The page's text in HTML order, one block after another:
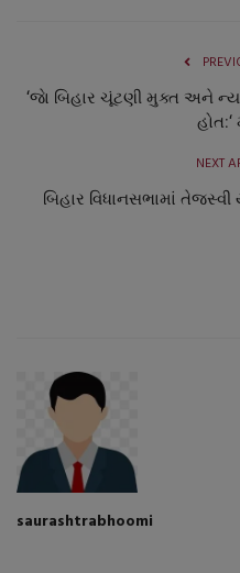
‘જાે બિહાર ચૂંટણી મુક્ત અને
હોત:‘
NEXT
બિહાર વિધાનસભામાં તેજસ્વી
saurashtrabhoomi